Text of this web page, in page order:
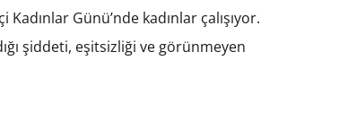
Günü’nde kadınlar çalışıyor.
şiddeti, eşitsizliği ve görünmeyen